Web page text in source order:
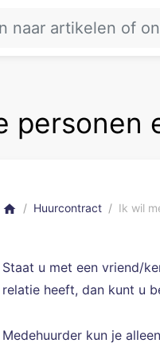
personen
home Huurcontract Ik wil
Staat u met een vriend/
relatie heeft, dan kunt u
Medehuurder kun je